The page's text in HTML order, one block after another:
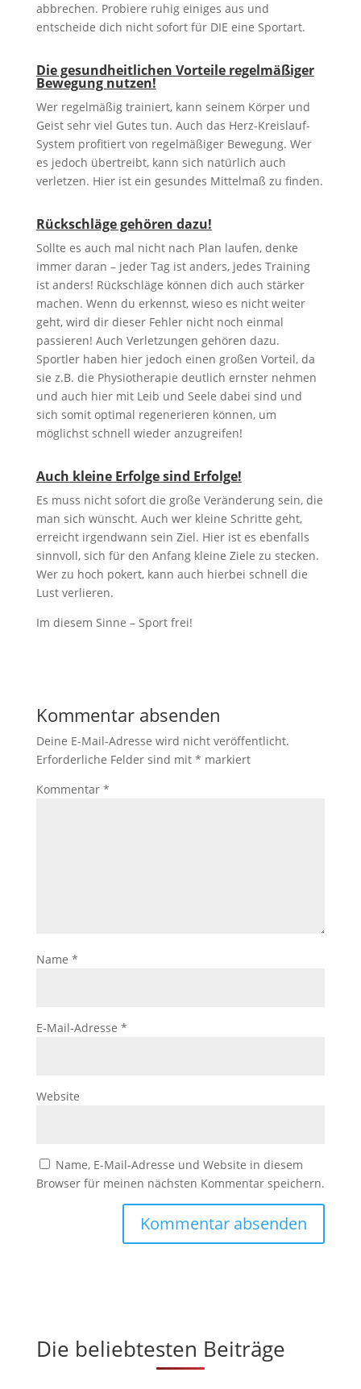
abbrechen. Probiere ruhig einiges aus und
entscheide dich nicht sofort für DIE eine Sportart.
Die gesundheitlichen Vorteile regelmäßiger
Bewegung nutzen!
Wer regelmäßig trainiert, kann seinem Körper und
Geist sehr viel Gutes tun. Auch das Herz-Kreislauf-
System profitiert von regelmäßiger Bewegung. Wer
es jedoch übertreibt, kann sich natürlich auch
verletzen. Hier ist ein gesundes Mittelmaß zu finden.
Rückschläge gehören dazu!
Sollte es auch mal nicht nach Plan laufen, denke
immer daran – jeder Tag ist anders, jedes Training
ist anders! Rückschläge können dich auch stärker
machen. Wenn du erkennst, wieso es nicht weiter
geht, wird dir dieser Fehler nicht noch einmal
passieren! Auch Verletzungen gehören dazu.
Sportler haben hier jedoch einen großen Vorteil, da
sie z.B. die Physiotherapie deutlich ernster nehmen
und auch hier mit Leib und Seele dabei sind und
sich somit optimal regenerieren können, um
möglichst schnell wieder anzugreifen!
Auch kleine Erfolge sind Erfolge!
Es muss nicht sofort die große Veränderung sein, die
man sich wünscht. Auch wer kleine Schritte geht,
erreicht irgendwann sein Ziel. Hier ist es ebenfalls
sinnvoll, sich für den Anfang kleine Ziele zu stecken.
Wer zu hoch pokert, kann auch hierbei schnell die
Lust verlieren.
Im diesem Sinne – Sport frei!
Kommentar absenden
Deine E-Mail-Adresse wird nicht veröffentlicht.
Erforderliche Felder sind mit * markiert
Kommentar *
Name *
E-Mail-Adresse *
Website
Name, E-Mail-Adresse und Website in diesem
Browser für meinen nächsten Kommentar speichern.
Die beliebtesten Beiträge